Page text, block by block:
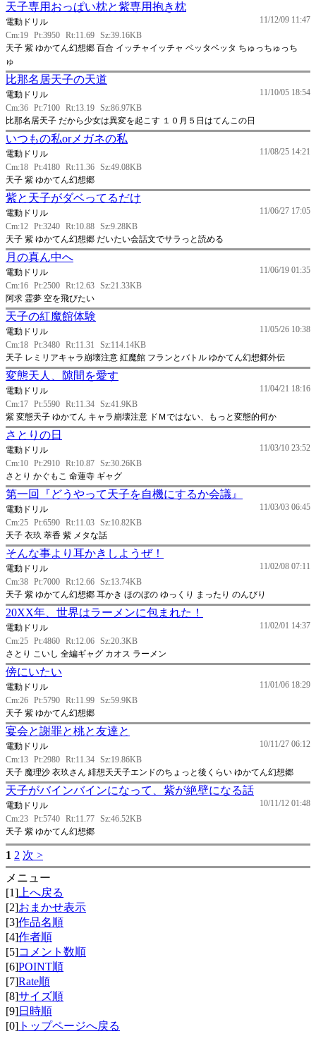
天子専用おっぱい枕と紫専用抱き枕
11/12/09 11:47
電動ドリル
Cm:19 Pt:3950 Rt:11.69 Sz:39.16KB
天子 紫 ゆかてん幻想郷 百合 イッチャイッチャ ベッタベッタ ちゅっちゅっち
ゅ
比那名居天子の天道
11/10/05 18:54
電動ドリル
Cm:36 Pt:7100 Rt:13.19 Sz:86.97KB
比那名居天子 だから少女は異変を起こす １０月５日はてんこの日
いつもの私orメガネの私
11/08/25 14:21
電動ドリル
Cm:18 Pt:4180 Rt:11.36 Sz:49.08KB
天子 紫 ゆかてん幻想郷
紫と天子がダベってるだけ
11/06/27 17:05
電動ドリル
Cm:12 Pt:3240 Rt:10.88 Sz:9.28KB
天子 紫 ゆかてん幻想郷 だいたい会話文でサラっと読める
月の真ん中へ
11/06/19 01:35
電動ドリル
Cm:16 Pt:2500 Rt:12.63 Sz:21.33KB
阿求 霊夢 空を飛びたい
天子の紅魔館体験
11/05/26 10:38
電動ドリル
Cm:18 Pt:3480 Rt:11.31
Sz:114.14KB
天子 レミリアキャラ崩壊注意 紅魔館 フランとバトル ゆかてん幻想郷外伝
変態天人、隙間を愛す
11/04/21 18:16
電動ドリル
Cm:17 Pt:5590 Rt:11.34 Sz:41.9KB
紫 変態天子 ゆかてん キャラ崩壊注意 ドＭではない、もっと変態的何か
さとりの日
11/03/10 23:52
電動ドリル
Cm:10 Pt:2910 Rt:10.87 Sz:30.26KB
さとり かぐもこ 命蓮寺 ギャグ
第一回『どうやって天子を自機にするか会議』
11/03/03 06:45
電動ドリル
Cm:25 Pt:6590 Rt:11.03 Sz:10.82KB
天子 衣玖 萃香 紫 メタな話
そんな事より耳かきしようぜ！
11/02/08 07:11
電動ドリル
Cm:38 Pt:7000 Rt:12.66 Sz:13.74KB
天子 紫 ゆかてん幻想郷 耳かき ほのぼの ゆっくり まったり のんびり
20XX年、世界はラーメンに包まれた！
11/02/01 14:37
電動ドリル
Cm:25 Pt:4860 Rt:12.06 Sz:20.3KB
さとり こいし 全編ギャグ カオス ラーメン
傍にいたい
11/01/06 18:29
電動ドリル
Cm:26 Pt:5790 Rt:11.99 Sz:59.9KB
天子 紫 ゆかてん幻想郷
宴会と謝罪と桃と友達と
10/11/27 06:12
電動ドリル
Cm:13 Pt:2980 Rt:11.34 Sz:19.86KB
天子 魔理沙 衣玖さん 緋想天天子エンドのちょっと後くらい ゆかてん幻想郷
天子がバインバインになって、紫が絶壁になる話
10/11/12 01:48
電動ドリル
Cm:23 Pt:5740 Rt:11.77 Sz:46.52KB
天子 紫 ゆかてん幻想郷
1 2 次 >
メニュー
[1] 上へ戻る
[2]おまかせ表示
[3]作品名順
[4]作者順
[5]コメント数順
[6]POINT順
[7]Rate順
[8]サイズ順
[9]日時順
[0] トップページへ戻る